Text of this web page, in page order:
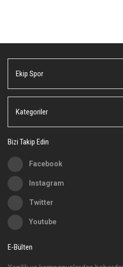
Ürün resmi kalitesiz, bozuk veya
Ürün açıklamasında eksik bilgiler
Ürün fiyatı diğer sitelerden daha
Bu ürüne benzer farklı
Ekip Spor
Kategoriler
Bizi Takip Edin
Facebook
Instagram
Twitter
Youtube
E-Bülten